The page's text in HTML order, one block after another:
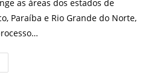
as áreas dos estados de
Paraíba e Rio Grande do Norte,